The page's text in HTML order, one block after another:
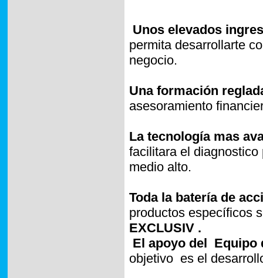
Unos elevados
permita desarrollarte
negocio.
Una formación
asesoramiento
La tecnología mas
facilitara el
medio alto.
Toda la batería de
productos específicos
EXCLUSIV .
El apoyo del Equipo
objetivo es el